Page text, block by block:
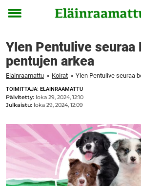
Toggle
Ylen Pentulive seuraa
pentujen arkea
Elainraamattu » Koirat » Ylen Pentulive seuraa
TOIMITTAJA: ELAINRAAMATTU
Päivitetty: loka 29, 2024, 12:10
Julkaistu: loka 29, 2024, 12:09